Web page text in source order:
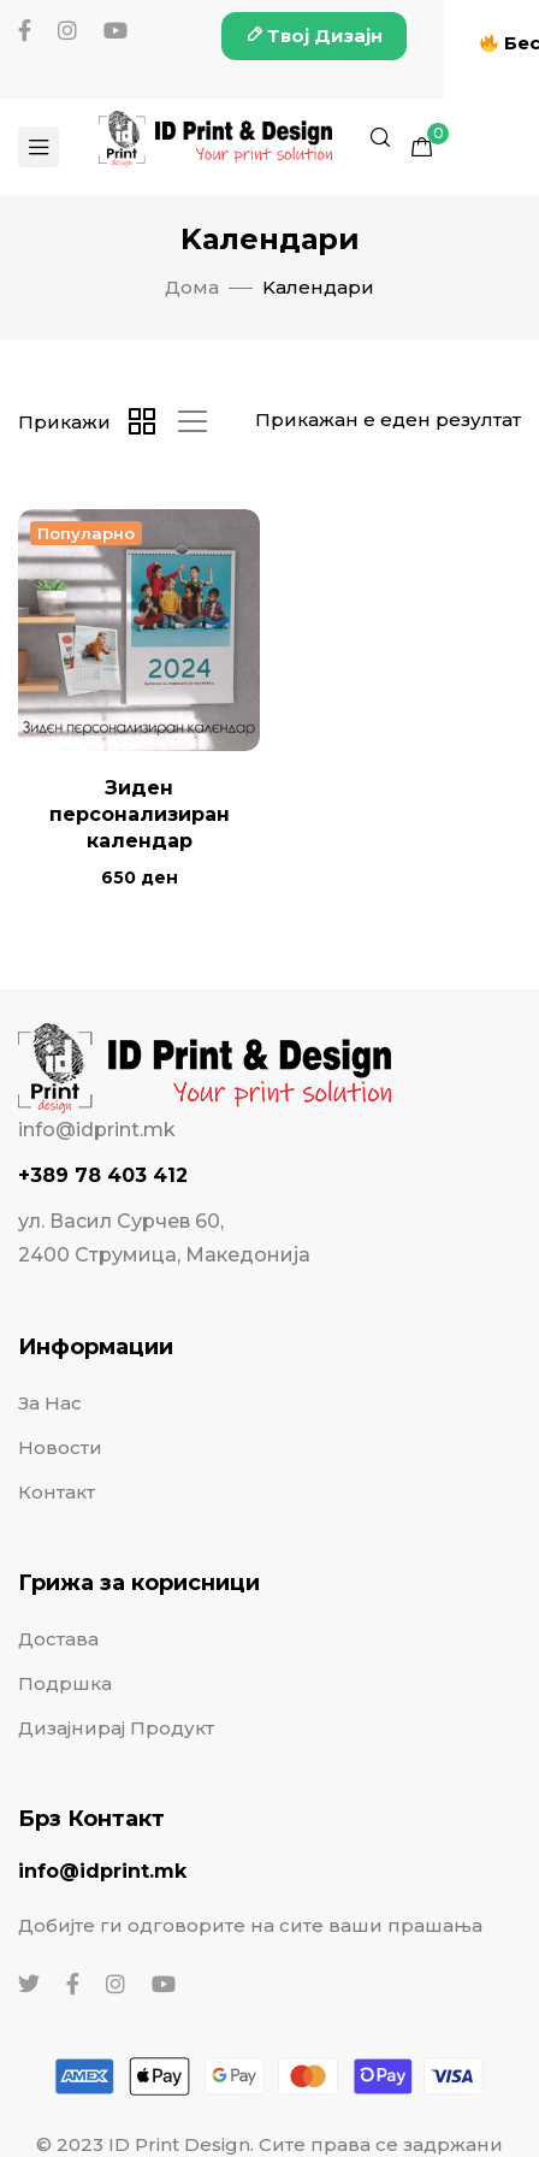
Твој Дизајн
0
Kалендари
Дома Kалендари
Прикажан е еден резултат
Прикажи
Популарно
Зиден
персонализиран
календар
650 ден
info@idprint.mk
+389 78 403 412
ул. Васил Сурчев 60,
2400 Струмица, Македонија
Информации
За Нас
Новости
Контакт
Грижа за корисници
Достава
Подршка
Дизајнирај Продукт
Брз Контакт
info@idprint.mk
Добијте ги одговорите на сите ваши прашања
© 2023 ID Print Design. Сите права се задржани